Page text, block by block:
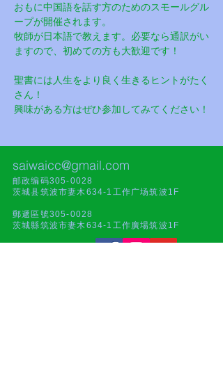
おもに中国語を話す方のためのスモールグル
ープが開催されます。
牧師が日本語で教えます。必要なら通訳がい
ますので、初めての方も大歓迎です！
聖書には人生をより良く生きるヒントがたく
さん！
興味がある方はぜひ参加してみてください！
saiwaicc@gmail.com
邮政编码305-0028
茨城县筑波市妻木634-1工作广场筑波1F
郵遞區號305-0028
茨城縣筑波市妻木634-1工作廣場筑波1F